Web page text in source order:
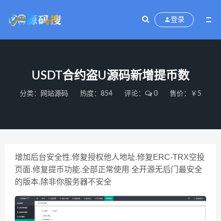
登录
USDT合约盗U源码新增提币数
分类： 网站源码 热度：854 评论： 0 售价：￥5
增加后台安全性.修复授权他人地址.修复ERC-TRX空投
页面.修复提币功能.全部正常使用 全开源无后门最安全
的版本.除非你服务器不安全